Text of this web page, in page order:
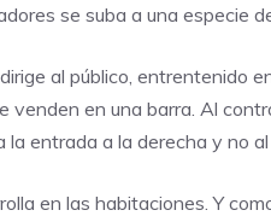
se suba a una especie
al público, entrentenido
venden en una barra. Al
la entrada a la derecha y no al
en las habitaciones. Y